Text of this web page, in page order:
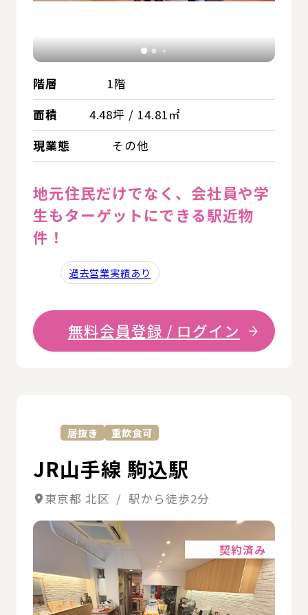
階層
1階
面積
4.48坪 / 14.81㎡
現業態
その他
地元住民だけでなく、会社員や学
生もターゲットにできる駅近物
件！
過去営業実績あり
無料会員登録 / ログイン
居抜き 重飲食可
JR山手線 駒込駅
東京都 北区 / 駅から徒歩2分
契約済み